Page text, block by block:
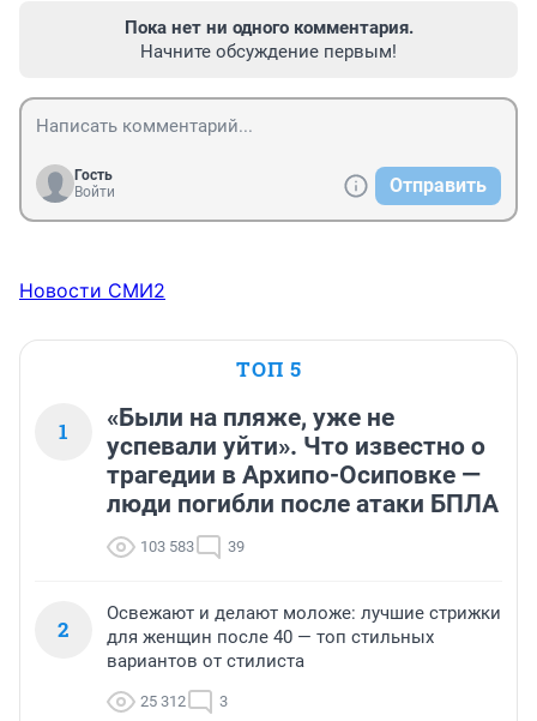
Пока нет ни одного комментария.
Начните обсуждение первым!
Гость
Войти
Отправить
Новости СМИ2
ТОП 5
1
«Были на пляже, уже не
успевали уйти». Что известно о
трагедии в Архипо-Осиповке —
люди погибли после атаки БПЛА
103 583 39
2
Освежают и делают моложе: лучшие стрижки
для женщин после 40 — топ стильных
вариантов от стилиста
25 312 3